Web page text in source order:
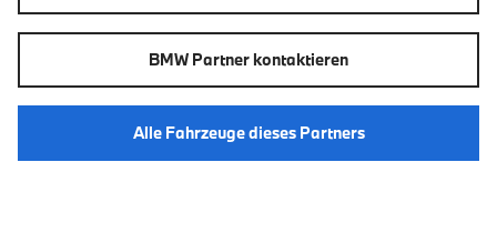
BMW Partner kontaktieren
Alle Fahrzeuge dieses Partners